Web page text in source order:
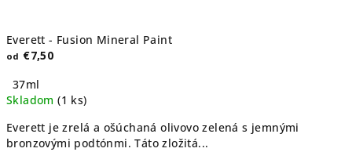
Everett - Fusion Mineral Paint
od €7,50
37ml
Skladom(1 ks)
Everett je zrelá a ošúchaná olivovo zelená s jemnými
bronzovými podtónmi. Táto zložitá...